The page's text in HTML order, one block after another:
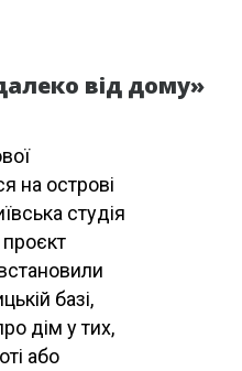
від дому»
на острові
студія
базі,
дім у тих,
або